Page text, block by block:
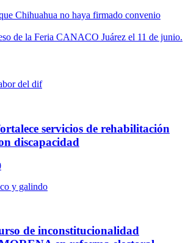
Chihuahua no haya firmado convenio
de la Feria CANACO Juárez el 11 de junio.
servicios de rehabilitación
discapacidad
de inconstitucionalidad